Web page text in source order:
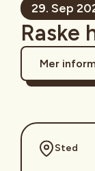
29. Sep
Raske
Mer
Sted